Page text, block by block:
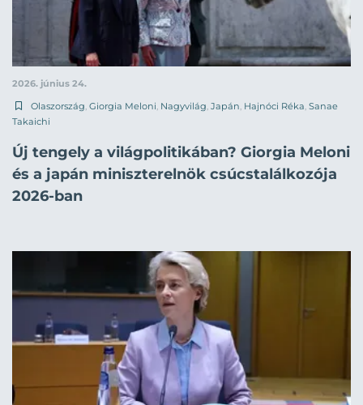
2026. június 24.
Olaszország, Giorgia Meloni, Nagyvilág, Japán, Hajnóci Réka, Sanae
Takaichi
Új tengely a világpolitikában? Giorgia Meloni
és a japán miniszterelnök csúcstalálkozója
2026-ban